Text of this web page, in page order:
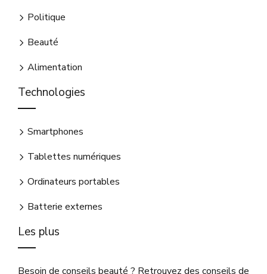
Politique
Beauté
Alimentation
Technologies
Smartphones
Tablettes numériques
Ordinateurs portables
Batterie externes
Les plus
Besoin de conseils beauté ? Retrouvez des conseils de